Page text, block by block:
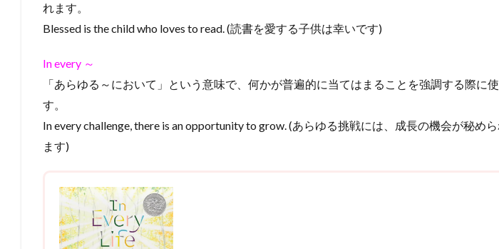
れます。
Blessed is the child who loves to read. (読書を愛する子供は幸いです)
In every ～
「あらゆる～において」という意味で、何かが普遍的に当てはまることを強調する際に
す。
In every challenge, there is an opportunity to grow. (あらゆる挑戦には、成長の機会が秘め
ます)